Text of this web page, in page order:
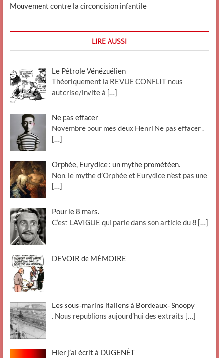
Mouvement contre la circoncision infantile
LIRE AUSSI
Le Pétrole Vénézuélien
Théoriquement la REVUE CONFLIT nous
autorise/invite à […]
Ne pas effacer
Novembre pour mes deux Henri Ne pas effacer .
[…]
Orphée, Eurydice : un mythe prométéen.
Non, le mythe d’Orphée et Eurydice n’est pas une
[…]
Pour le 8 mars.
C’est LAVIGUE qui parle dans son article du 8 […]
DEVOIR de MÉMOIRE
Les sous-marins italiens à Bordeaux- Snoopy
. Nous republions aujourd’hui des extraits […]
Hier j’ai écrit à DUGENÊT